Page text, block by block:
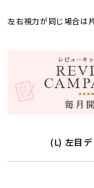
左右視力が同じ場合は
(L) 左目